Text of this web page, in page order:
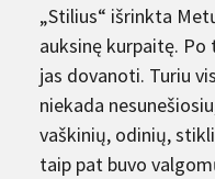
„Stilius“ išrinkta
auksinę kurpaitę.
jas dovanoti. Turiu
niekada
vaškinių, odinių,
taip pat buvo